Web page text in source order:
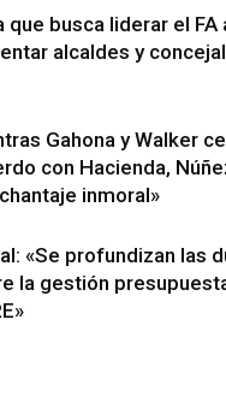
que busca liderar el FA
alcaldes y
Gahona y Walker
con Hacienda,
inmoral»
«Se profundizan las
la gestión